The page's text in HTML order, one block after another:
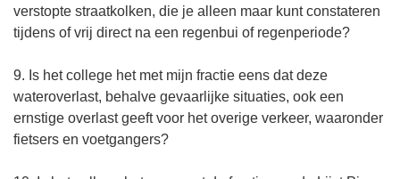
verstopte straatkolken, die je alleen maar kunt constateren
tijdens of vrij direct na een regenbui of regenperiode?
9. Is het college het met mijn fractie eens dat deze
wateroverlast, behalve gevaarlijke situaties, ook een
ernstige overlast geeft voor het overige verkeer, waaronder
fietsers en voetgangers?